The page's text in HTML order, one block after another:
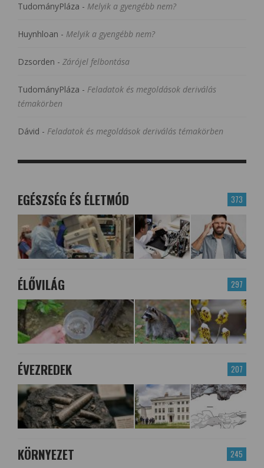
TudományPláza - Melyik a gyengébb nem?
Huynhloan - Melyik a gyengébb nem?
Dzsorden - Zárójel felbontása
TudományPláza - Feladatok és megoldások deriválás
témakörben
Dávid - Feladatok és megoldások deriválás témakörben
373
EGÉSZSÉG ÉS ÉLETMÓD
297
ÉLŐVILÁG
207
ÉVEZREDEK
245
KÖRNYEZET